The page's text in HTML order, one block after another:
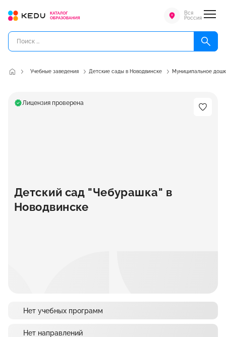
Вся
Россия
Учебные заведения Детские сады в Новодвинске Муниципальное
Лицензия проверена
Детский сад "Чебурашка" в
Новодвинске
Нет учебных программ
Нет направлений